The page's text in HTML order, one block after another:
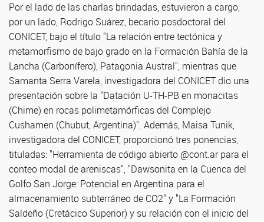
Por el lado de las charlas brindadas, estuvieron a cargo,
por un lado, Rodrigo Suárez, becario posdoctoral del
CONICET, bajo el título "La relación entre tectónica y
metamorfismo de bajo grado en la Formación Bahía de la
Lancha (Carbonífero), Patagonia Austral", mientras que
Samanta Serra Varela, investigadora del CONICET dio una
presentación sobre la "Datación U-TH-PB en monacitas
(Chime) en rocas polimetamórficas del Complejo
Cushamen (Chubut, Argentina)". Además, Maisa Tunik,
investigadora del CONICET, proporcionó tres ponencias,
tituladas: "Herramienta de código abierto @cont.ar para el
conteo modal de areniscas", "Dawsonita en la Cuenca del
Golfo San Jorge: Potencial en Argentina para el
almacenamiento subterráneo de CO2" y "La Formación
Saldeño (Cretácico Superior) y su relación con el inicio del